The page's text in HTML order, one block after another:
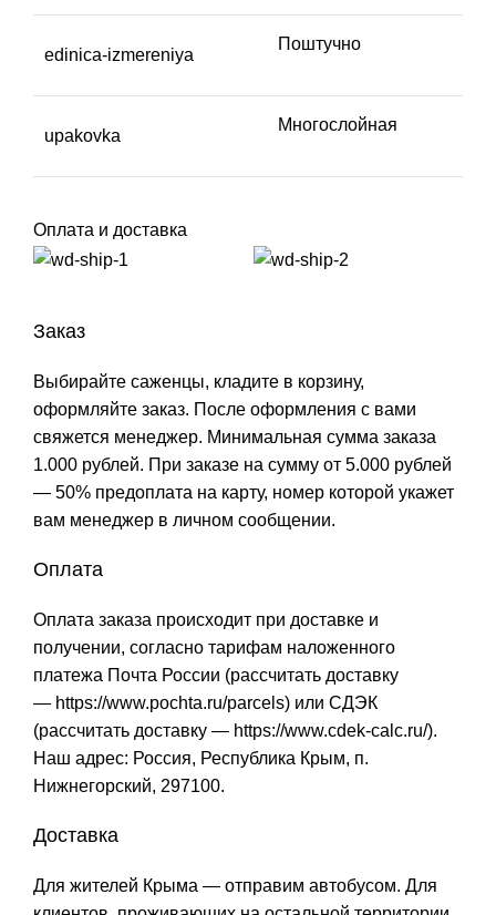
edinica-izmereniya
Поштучно
upakovka
Многослойная
Оплата и доставка
Заказ
Выбирайте саженцы, кладите в корзину,
оформляйте заказ. После оформления с вами
свяжется менеджер. Минимальная сумма заказа
1.000 рублей. При заказе на сумму от 5.000 рублей
— 50% предоплата на карту, номер которой укажет
вам менеджер в личном сообщении.
Оплата
Оплата заказа происходит при доставке и
получении, согласно тарифам наложенного
платежа Почта России (рассчитать доставку
— https://www.pochta.ru/parcels) или СДЭК
(рассчитать доставку — https://www.cdek-calc.ru/).
Наш адрес: Россия, Республика Крым, п.
Нижнегорский, 297100.
Доставка
Для жителей Крыма — отправим автобусом. Для